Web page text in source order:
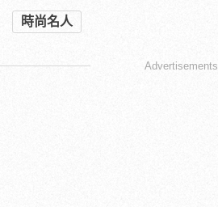
時尚名人
Advertisements